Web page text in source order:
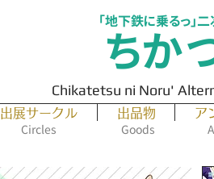
Chikatetsu ni Noru'
ちか
「地下鉄に乗るっ」
出展サークル 出品物 ア
Circles Goods